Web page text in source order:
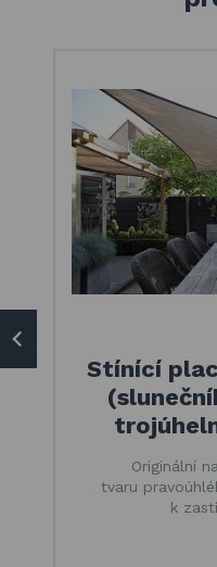
Stínící
Originální
tvaru
k